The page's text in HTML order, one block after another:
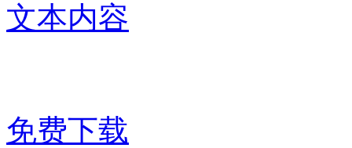
文本内容
免费下载